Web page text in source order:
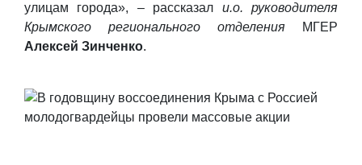
улицам города», – рассказал и.о. руководителя
Крымского регионального отделения МГЕР
Алексей Зинченко.